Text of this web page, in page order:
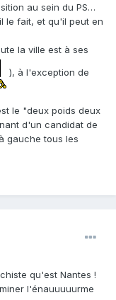
au sein du PS…
le fait, et qu'il peut en
la ville est à ses
), à l'exception de
le "deux poids deux
d'un candidat de
gauche tous les
qu'est Nantes !
l'énauuuuurme